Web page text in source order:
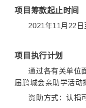
项目筹款起止时间
2021年11月22
项目执行计划
通过各有关单位
届鹏城会亲助学活动
资助方式：认捐